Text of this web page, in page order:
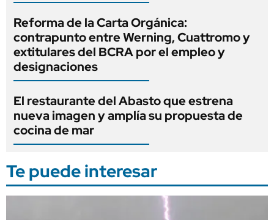
Reforma de la Carta Orgánica:
contrapunto entre Werning, Cuattromo y
extitulares del BCRA por el empleo y
designaciones
El restaurante del Abasto que estrena
nueva imagen y amplía su propuesta de
cocina de mar
Te puede interesar